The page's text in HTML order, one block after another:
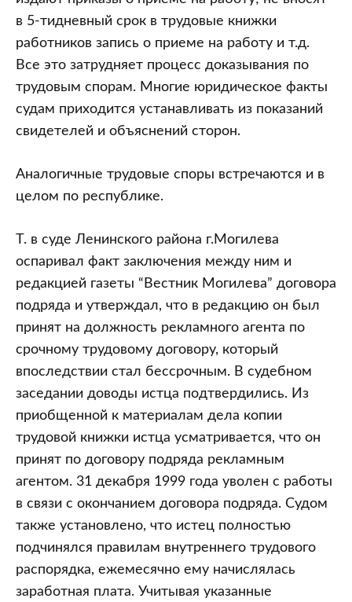
в 5-тидневный срок в трудовые книжки
работников запись о приеме на работу и т.д.
Все это затрудняет процесс доказывания по
трудовым спорам. Многие юридическое факты
судам приходится устанавливать из показаний
свидетелей и объяснений сторон.
Аналогичные трудовые споры встречаются и в
целом по республике.
Т. в суде Ленинского района г.Могилева
оспаривал факт заключения между ним и
редакцией газеты “Вестник Могилева” договора
подряда и утверждал, что в редакцию он был
принят на должность рекламного агента по
срочному трудовому договору, который
впоследствии стал бессрочным. В судебном
заседании доводы истца подтвердились. Из
приобщенной к материалам дела копии
трудовой книжки истца усматривается, что он
принят по договору подряда рекламным
агентом. 31 декабря 1999 года уволен с работы
в связи с окончанием договора подряда. Судом
также установлено, что истец полностью
подчинялся правилам внутреннего трудового
распорядка, ежемесячно ему начислялась
заработная плата. Учитывая указанные